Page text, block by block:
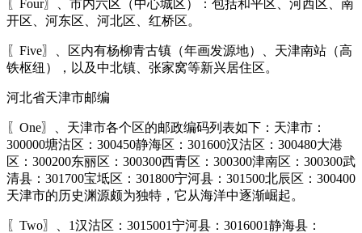
〖Four〗、市内六区（中心城区）：包括和平区、河西区、南
开区、河东区、河北区、红桥区。
〖Five〗、区内有杨柳青古镇（年画发源地）、天津南站（高
铁枢纽），以及中北镇、张家窝等新兴居住区。
河北省天津市邮编
〖One〗、天津市各个区的邮政编码列表如下：天津市：
300000塘沽区：300450静海区：301600汉沽区：300480大港
区：300200东丽区：300300西青区：300300津南区：300300武
清县：301700宝坻区：301800宁河县：301500北辰区：300400
天津市的历史渊源颇为独特，它从海洋中逐渐崛起。
〖Two〗、1汉沽区：3015001宁河县：3016001静海县：